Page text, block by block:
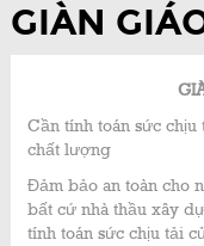
GIÀN
Cần tính toán sức
chất lượng
Đảm bảo an toàn cho
bất cứ nhà thầu xây
tính toán sức chịu tải